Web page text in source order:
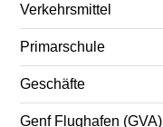
Verkehrsmittel
Primarschule
Geschäfte
Genf Flughafen (GVA)